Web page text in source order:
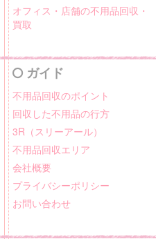
オフィス・店舗の不用品回収・
買取
ガイド
不用品回収のポイント
回収した不用品の行方
3R（スリーアール）
不用品回収エリア
会社概要
プライバシーポリシー
お問い合わせ